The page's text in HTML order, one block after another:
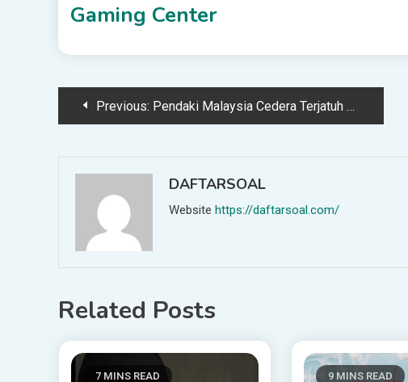
Gaming Center
PostPrevious: Pendaki Malaysia Cedera Terjatuh Di Gunung Rinjani
DAFTARSOAL
Website https://daftarsoal.com/
Related Posts
7 MINS READ 9 MINS READ